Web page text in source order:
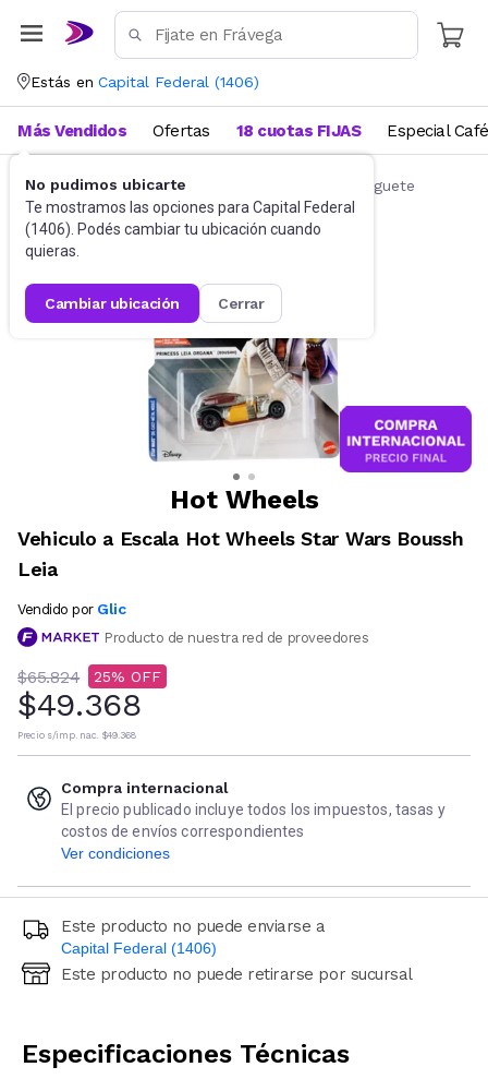
Estás en Capital Federal (1406)
No pudimos ubicarte
Te mostramos las opciones para Capital Federal
(1406). Podés cambiar tu ubicación cuando
quieras.
cambiar ubicación cerrar
Más Vendidos Ofertas 18 cuotas FIJAS Especial Café
Autos de juguete y accesorios Autitos de juguete
Hot Wheels
Vehiculo a Escala Hot Wheels Star Wars Boussh
Leia
Vendido por Glic
Producto de nuestra red de proveedores
$65.824 25
$49.368
Precio s/imp. nac. $49.368
Compra internacional
El precio publicado incluye todos los impuestos, tasas y
costos de envíos correspondientes
Ver condiciones
Este producto no puede enviarse a
Capital Federal (1406)
Ingresá código postal (sólo números)
Este producto no puede retirarse por sucursal
Especificaciones Técnicas